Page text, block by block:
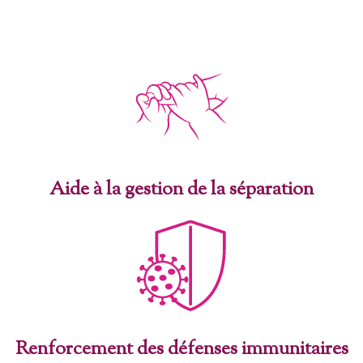
Aide à la gestion de la séparation
Renforcement des défenses immunitaires